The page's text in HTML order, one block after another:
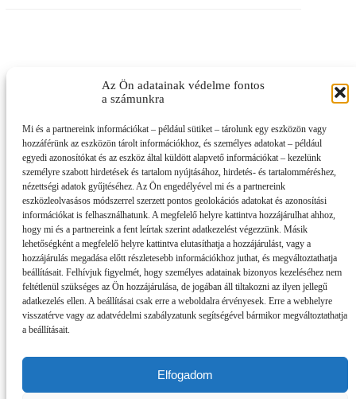
Az Ön adatainak védelme fontos
a számunkra
Mi és a partnereink információkat – például sütiket – tárolunk egy eszközön vagy
hozzáférünk az eszközön tárolt információkhoz, és személyes adatokat – például
egyedi azonosítókat és az eszköz által küldött alapvető információkat – kezelünk
személyre szabott hirdetések és tartalom nyújtásához, hirdetés- és tartalomméréshez,
nézettségi adatok gyűjtéséhez. Az Ön engedélyével mi és a partnereink
eszközleolvasásos módszerrel szerzett pontos geolokációs adatokat és azonosítási
információkat is felhasználhatunk. A megfelelő helyre kattintva hozzájárulhat ahhoz,
hogy mi és a partnereink a fent leírtak szerint adatkezelést végezzünk. Másik
lehetőségként a megfelelő helyre kattintva elutasíthatja a hozzájárulást, vagy a
hozzájárulás megadása előtt részletesebb információkhoz juthat, és megváltoztathatja
beállításait. Felhívjuk figyelmét, hogy személyes adatainak bizonyos kezeléséhez nem
feltétlenül szükséges az Ön hozzájárulása, de jogában áll tiltakozni az ilyen jellegű
adatkezelés ellen. A beállításai csak erre a weboldalra érvényesek. Erre a webhelyre
visszatérve vagy az adatvédelmi szabályzatunk segítségével bármikor megváltoztathatja
a beállításait.
Elfogadom
Impresszum